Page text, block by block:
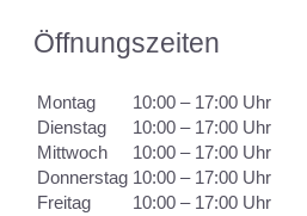
Öffnungszeiten
Montag
10:00 – 17:00 Uhr
Dienstag
10:00 – 17:00 Uhr
Mittwoch
10:00 – 17:00 Uhr
Donnerstag 10:00 – 17:00 Uhr
Freitag
10:00 – 17:00 Uhr